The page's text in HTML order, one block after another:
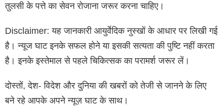
तुलसी के पत्ते का सेवन रोजाना जरूर करना चाहिए।
Disclaimer: यह जानकारी आयुर्वेदिक नुस्खों के आधार पर लिखी गई
है। न्यूज घाट इनके सफल होने या इसकी सत्यता की पुष्टि नहीं करता
है। इनके इस्तेमाल से पहले चिकित्सक का परामर्श जरूर लें।
दोस्तों, देश- विदेश और दुनिया की खबरों को तेजी से जानने के लिए
बने रहे आपके अपने न्यूज़ घाट के साथ।